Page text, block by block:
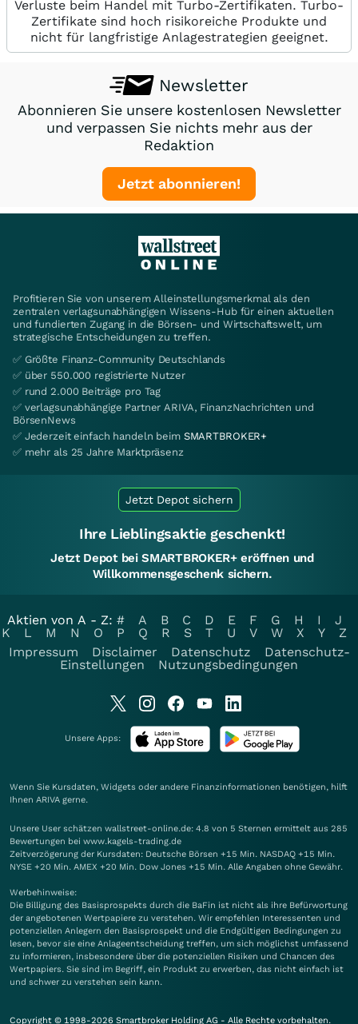
Verluste beim Handel mit Turbo-Zertifikaten. Turbo-
Zertifikate sind hoch risikoreiche Produkte und
nicht für langfristige Anlagestrategien geeignet.
Newsletter
Abonnieren Sie unsere kostenlosen Newsletter
und verpassen Sie nichts mehr aus der
Redaktion
Jetzt abonnieren!
Profitieren Sie von unserem Alleinstellungsmerkmal als den
zentralen verlagsunabhängigen Wissens-Hub für einen aktuellen
und fundierten Zugang in die Börsen- und Wirtschaftswelt, um
strategische Entscheidungen zu treffen.
✅ Größte Finanz-Community Deutschlands
✅ über 550.000 registrierte Nutzer
✅ rund 2.000 Beiträge pro Tag
✅ verlagsunabhängige Partner ARIVA, FinanzNachrichten und
BörsenNews
✅ Jederzeit einfach handeln beim SMARTBROKER+
✅ mehr als 25 Jahre Marktpräsenz
Jetzt Depot sichern
Ihre Lieblingsaktie geschenkt!
Jetzt Depot bei SMARTBROKER+ eröffnen und
Willkommensgeschenk sichern.
Aktien von A - Z: # A B C D E F G H I
J
K
L M N O P Q R S T U V W X Y
Z
Impressum
Disclaimer Datenschutz
Datenschutz-
Einstellungen
Nutzungsbedingungen
Unsere Apps:
Wenn Sie Kursdaten, Widgets oder andere Finanzinformationen benötigen, hilft
Ihnen ARIVA gerne.
Unsere User schätzen wallstreet-online.de: 4.8 von 5 Sternen ermittelt aus 285
Bewertungen bei www.kagels-trading.de
Zeitverzögerung der Kursdaten: Deutsche Börsen +15 Min. NASDAQ +15 Min.
NYSE +20 Min. AMEX +20 Min. Dow Jones +15 Min. Alle Angaben ohne Gewähr.
Werbehinweise:
Die Billigung des Basisprospekts durch die BaFin ist nicht als ihre Befürwortung
der angebotenen Wertpapiere zu verstehen. Wir empfehlen Interessenten und
potenziellen Anlegern den Basisprospekt und die Endgültigen Bedingungen zu
lesen, bevor sie eine Anlageentscheidung treffen, um sich möglichst umfassend
zu informieren, insbesondere über die potenziellen Risiken und Chancen des
Wertpapiers. Sie sind im Begriff, ein Produkt zu erwerben, das nicht einfach ist
und schwer zu verstehen sein kann.
Copyright © 1998-2026 Smartbroker Holding AG - Alle Rechte vorbehalten.